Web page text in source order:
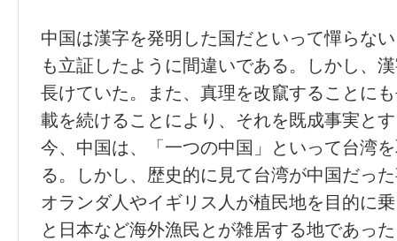
中国は漢字を発明した国だといって憚らな
も立証したように間違いである。しかし、
長けていた。また、真理を改竄することに
載を続けることにより、それを既成事実と
今、中国は、「一つの中国」といって台湾
る。しかし、歴史的に見て台湾が中国だっ
オランダ人やイギリス人が植民地を目的に
と日本など海外漁民とが雑居する地であっ